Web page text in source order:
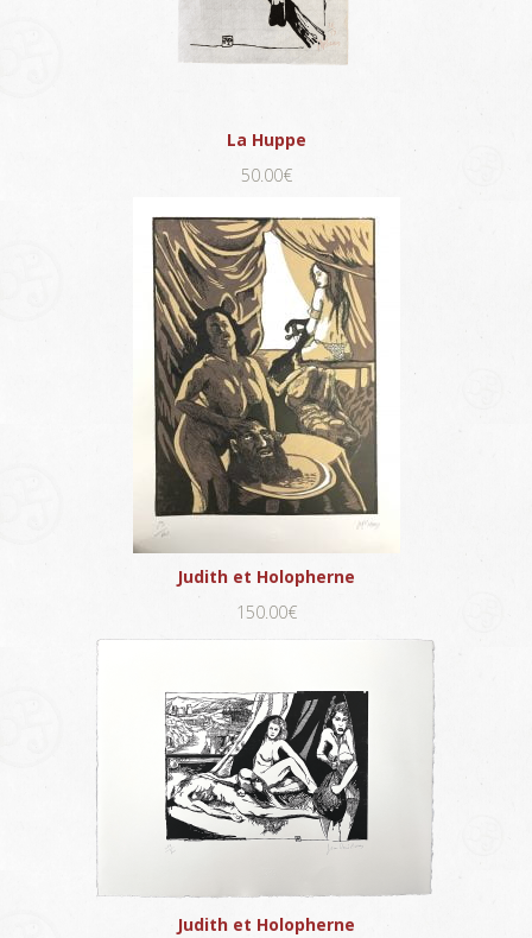
La Huppe
50.00€
Judith et Holopherne
150.00€
Judith et Holopherne